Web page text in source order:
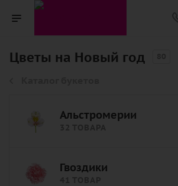
Цветы на Новый год
Альстромерии
Гвоздики